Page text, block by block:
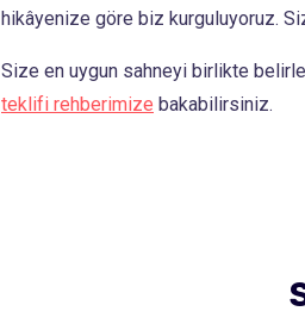
hikâyenize göre biz kurguluyoruz. Siz
Size en uygun sahneyi birlikte
teklifi rehberimize bakabilirsiniz.